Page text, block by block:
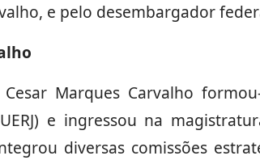
e pelo desembargador
Marques Carvalho
e ingressou na
diversas comissões